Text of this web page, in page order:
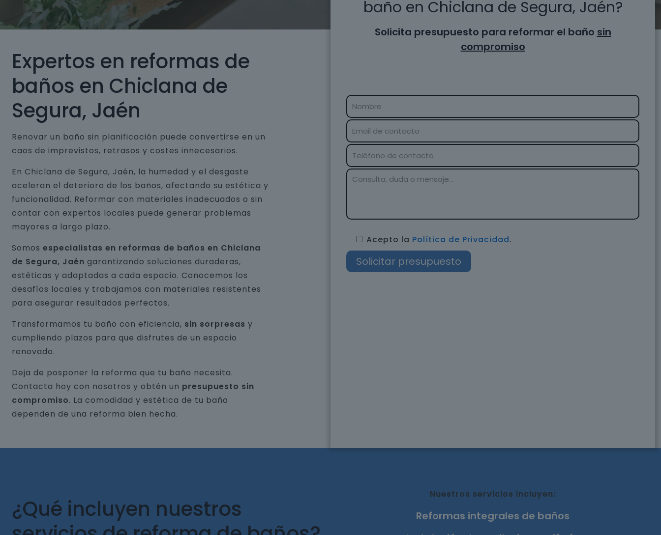
Expertos en reformas de
baños en Chiclana de
Segura, Jaén
Renovar un baño sin planificación puede convertirse en un
caos de imprevistos, retrasos y costes innecesarios.
En Chiclana de Segura, Jaén, la humedad y el desgaste
aceleran el deterioro de los baños, afectando su estética y
funcionalidad. Reformar con materiales inadecuados o sin
contar con expertos locales puede generar problemas
mayores a largo plazo.
Somos especialistas en reformas de baños en Chiclana
de Segura, Jaén garantizando soluciones duraderas,
estéticas y adaptadas a cada espacio. Conocemos los
desafíos locales y trabajamos con materiales resistentes
para asegurar resultados perfectos.
Transformamos tu baño con eficiencia, sin sorpresas y
cumpliendo plazos para que disfrutes de un espacio
renovado.
Deja de posponer la reforma que tu baño necesita.
Contacta hoy con nosotros y obtén un presupuesto sin
compromiso. La comodidad y estética de tu baño
dependen de una reforma bien hecha.
baño en Chiclana de Segura, Jaén?
Solicita presupuesto para reformar el baño sin
compromiso
Acepto la Política de Privacidad.
¿Qué incluyen nuestros
Nuestros servicios incluyen:
Reformas integrales de baños